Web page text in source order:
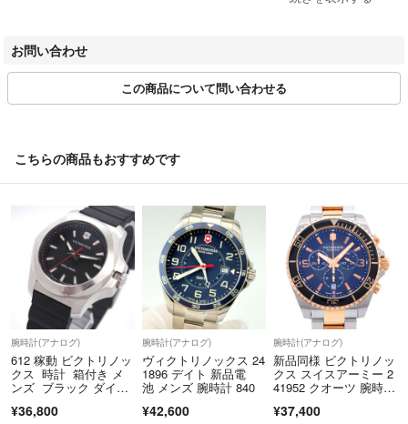
■お取引について
当店はラクマの規約に則り営業させて頂いております。
ります。
出品商品は当社が運営する実店舗でも並行販売もしておりますので、ご
注文できた場合でも在庫確認のタイムラグにより商品が欠品する場合が
ございます。在庫状況については、細心の注意を払っておりますが売り
違い等が発生した場合、ご購入をキャンセルとさせていただく場合がご
ざいます。
常に最新の在庫をご案内するよう心がけておりますがご理解くださいま
すようお願い申しあげます。
商品管理には細心の注意を払っておりますが、展示・保管状態により多
少のスレや傷などが発生する場合がございます。
また商品状態は1点1点、傷・汚れなどの状態チェックをし、状態の記
載と画像の記載を心がけておりますが、目に見えない部分の劣化が進行
お問い合わせ
この商品について問い合わせる
こちらの商品もおすすめです
腕時計(アナログ)
612 稼動 ビクトリノッ
クス 時計 箱付き メ
ンズ ブラック ダイバ
¥36,800
腕時計(アナログ)
ヴィクトリノックス 24
1896 デイト 新品電
池 メンズ 腕時計 840
¥42,600
腕時計(アナログ)
新品同様 ビクトリノッ
クス スイスアーミー 2
41952 クオーツ 腕時
盤 1447【中古】Victori
¥37,400